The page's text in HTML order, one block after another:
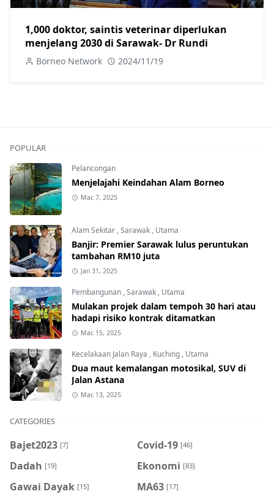
1,000 doktor, saintis veterinar diperlukan
menjelang 2030 di Sarawak- Dr Rundi
Borneo Network 2024/11/19
POPULAR
Pelancongan
Menjelajahi Keindahan Alam Borneo
Mac 7, 2025
Alam Sekitar ,Sarawak , Utama
Banjir: Premier Sarawak lulus peruntukan
tambahan RM10 juta
Jan 31, 2025
Pembangunan ,Sarawak , Utama
Mulakan projek dalam tempoh 30 hari atau
hadapi risiko kontrak ditamatkan
Mac 15, 2025
Kecelakaan Jalan Raya , Kuching , Utama
Dua maut kemalangan motosikal, SUV di
Jalan Astana
Mac 13, 2025
CATEGORIES
Bajet2023 [7] Covid-19 [46]
Dadah [19] Ekonomi [83]
Gawai Dayak [15] MA63 [17]